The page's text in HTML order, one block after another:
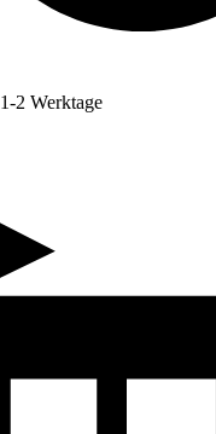
2 Werktage